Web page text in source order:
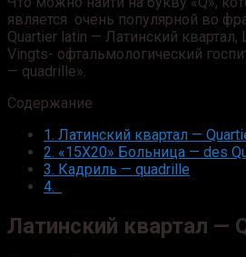
является очень популярной во
Quartier latin — Латинский квартал,
Vingts- офтальмологический
— quadrille».
Содержание
1. Латинский квартал —
2. «15Х20» Больница — des
3. Кадриль — quadrille
4.
Латинский квартал —